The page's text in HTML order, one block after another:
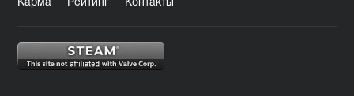
Карма Рейтинг Контакты